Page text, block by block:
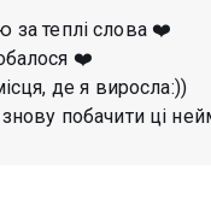
за теплі слова ❤️
❤️
де я виросла:))
побачити ці